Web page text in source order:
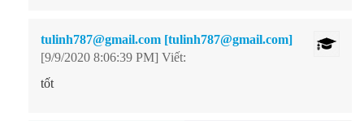
tulinh787@gmail.com [tulinh787@gmail.com]
[9/9/2020 8:06:39 PM] Viết:
tốt